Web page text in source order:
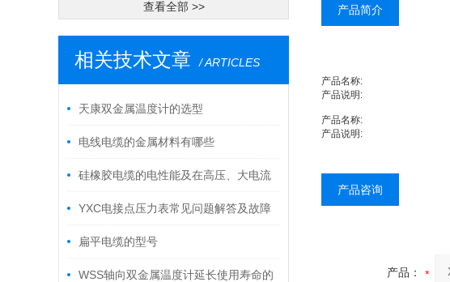
查看全部 >>
相关技术文章 / ARTICLES
天康双金属温度计的选型
电线电缆的金属材料有哪些
硅橡胶电缆的电性能及在高压、大电流
传输中的应用研究
YXC电接点压力表常见问题解答及故障
排除方法
扁平电缆的型号
WSS轴向双金属温度计延长使用寿命的
产品简介
产品名称:
产品说明:
产品名称:
产品说明:
产品咨询
产品：